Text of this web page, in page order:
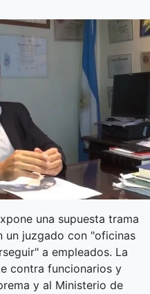
una supuesta trama
un juzgado con "oficinas
a empleados. La
contra funcionarios y
y al Ministerio de